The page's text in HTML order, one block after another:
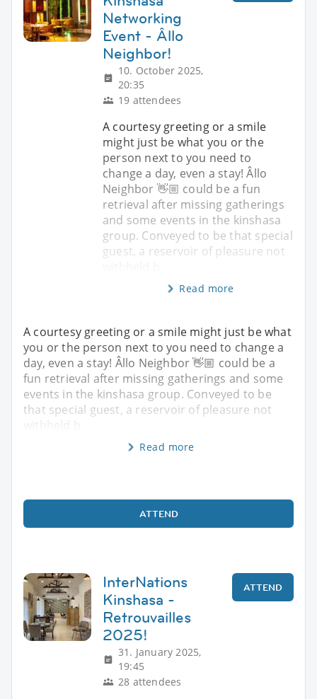
Networking
Event - Âllo
Neighbor!
10. October 2025,
20:35
19 attendees
A courtesy greeting or a smile
might just be what you or the
person next to you need to
change a day, even a stay! Âllo
Neighbor 👋🏼 could be a fun
retrieval after missing gatherings
and some events in the kinshasa
group. Conveyed to be that special
guest, a reservoir of pleasure not
Read more
A courtesy greeting or a smile might just be what
you or the person next to you need to change a
day, even a stay! Âllo Neighbor 👋🏼 could be a
fun retrieval after missing gatherings and some
events in the kinshasa group. Conveyed to be
that special guest, a reservoir of pleasure not
Read more
ATTEND
InterNations
Kinshasa -
Retrouvailles
2025!
31. January 2025,
19:45
28 attendees
ATTEND